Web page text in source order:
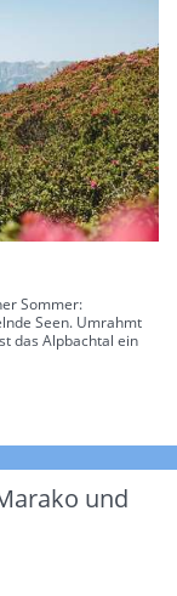
Sommer:
Seen. Umrahmt
das Alpbachtal ein
und